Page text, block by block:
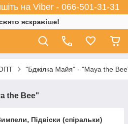
на Viber - 066-501-31-31
яскравіше!
"Бджілка Майя" - "Maya the
the Bee"
Підвіски (спіральки)